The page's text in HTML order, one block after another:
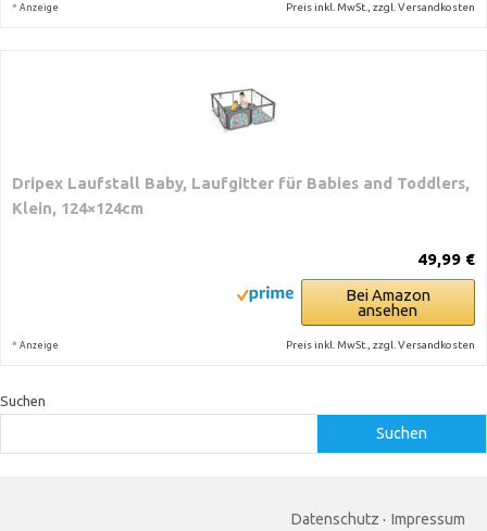
* Anzeige Preis inkl. MwSt., zzgl. Versandkosten
Dripex Laufstall Baby, Laufgitter für Babies and Toddlers,
Klein, 124×124cm
49,99 €
Bei Amazon
ansehen
* Anzeige Preis inkl. MwSt., zzgl. Versandkosten
Suchen
Suchen
Datenschutz · Impressum